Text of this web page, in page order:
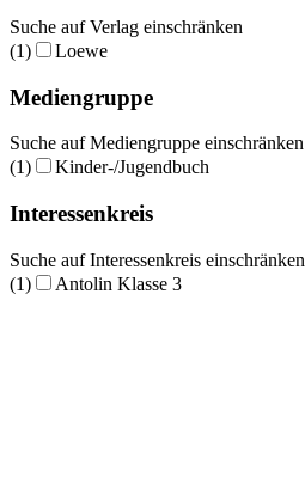
Suche auf Verlag einschränken
(1)
Loewe
Mediengruppe
Suche auf Mediengruppe einschränken
(1)
Kinder-/Jugendbuch
Interessenkreis
Suche auf Interessenkreis einschränken
(1)
Antolin Klasse 3